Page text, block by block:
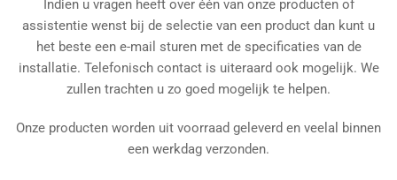
Indien u vragen heeft over één van onze producten of
assistentie wenst bij de selectie van een product dan kunt u
het beste een e-mail sturen met de specificaties van de
installatie. Telefonisch contact is uiteraard ook mogelijk. We
zullen trachten u zo goed mogelijk te helpen.
Onze producten worden uit voorraad geleverd en veelal binnen
een werkdag verzonden.